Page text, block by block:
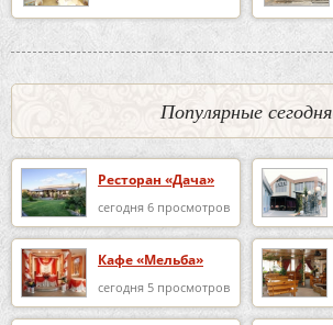
Популярные сегодня
Ресторан «Дача»
сегодня 6 просмотров
Кафе «Мельба»
сегодня 5 просмотров